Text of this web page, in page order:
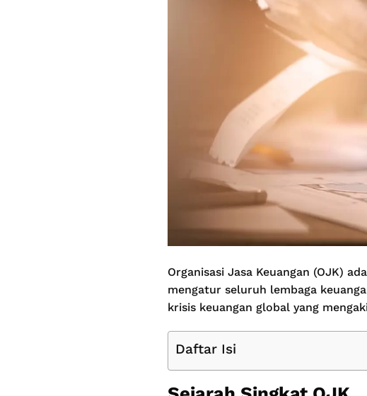
Organisasi Jasa Keuangan (OJK)
mengatur seluruh lembaga
krisis keuangan global yang
Daftar Isi